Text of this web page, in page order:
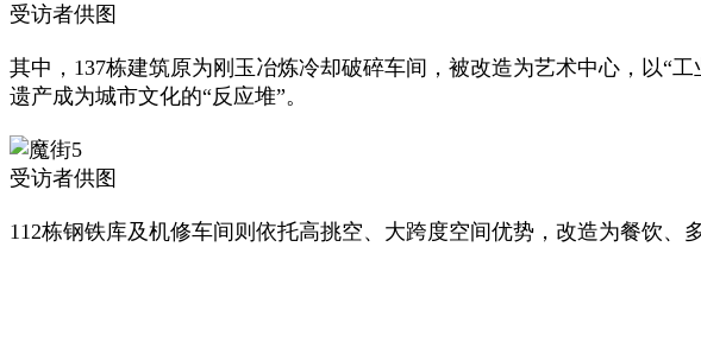
受访者供图
其中，137栋建筑原为刚玉冶炼冷却破碎车间，被改造为艺术中心，以“
遗产成为城市文化的“反应堆”。
受访者供图
112栋钢铁库及机修车间则依托高挑空、大跨度空间优势，改造为餐饮、